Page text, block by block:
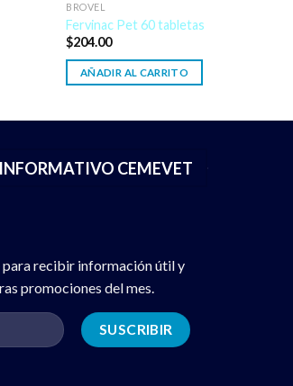
BROVEL
Fervinac Pet 60 tabletas
$204.00
AÑADIR AL CARRITO
CEMEVET
para recibir información útil y
promociones del mes.